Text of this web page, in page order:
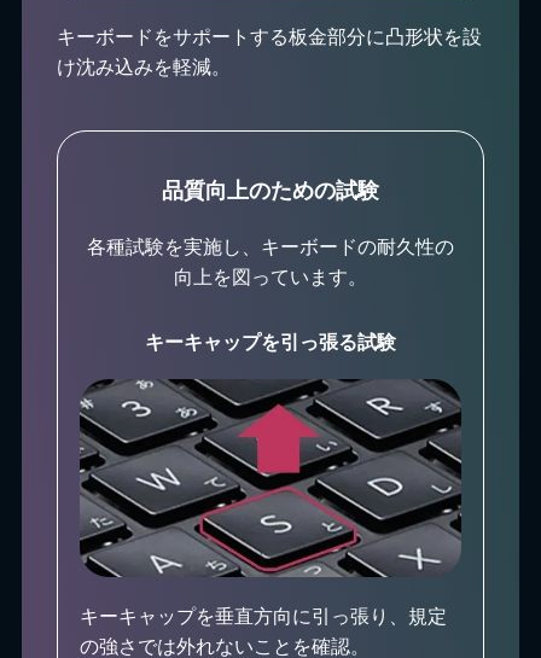
キーボードをサポートする板金部分に凸形状を設
け沈み込みを軽減。
品質向上のための試験
各種試験を実施し、キーボードの耐久性の
向上を図っています。
キーキャップを引っ張る試験
キーキャップを垂直方向に引っ張り、規定
の強さでは外れないことを確認。